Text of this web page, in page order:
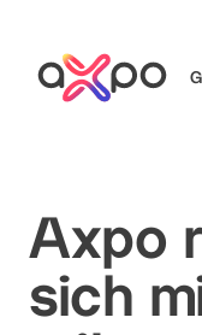
Axpo Group
Axpo
sich